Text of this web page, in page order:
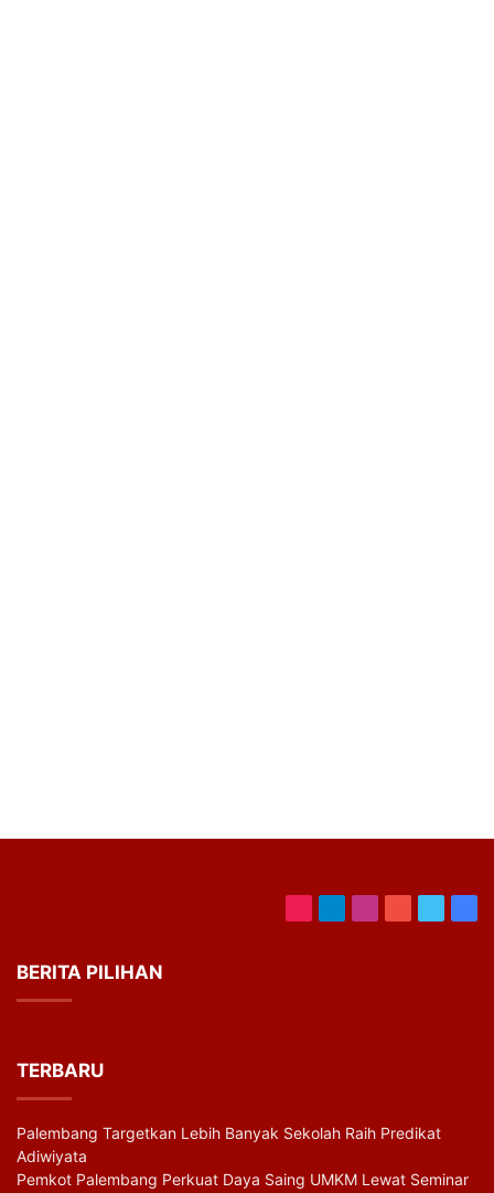
BERITA PILIHAN
TERBARU
Palembang Targetkan Lebih Banyak Sekolah Raih Predikat
Adiwiyata
Pemkot Palembang Perkuat Daya Saing UMKM Lewat Seminar